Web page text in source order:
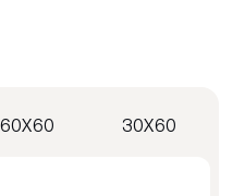
60X60 30X60